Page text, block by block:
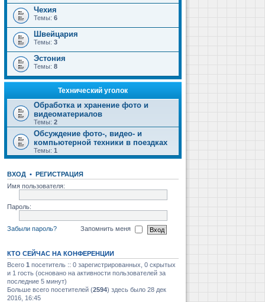
Чехия
Темы: 6
Швейцария
Темы: 3
Эстония
Темы: 8
Технический уголок
Обработка и хранение фото и
видеоматериалов
Темы: 2
Обсуждение фото-, видео- и
компьютерной техники в поездках
Темы: 1
ВХОД • РЕГИСТРАЦИЯ
Имя пользователя:
Пароль:
Забыли пароль? Запомнить меня
КТО СЕЙЧАС НА КОНФЕРЕНЦИИ
Всего 1 посетитель :: 0 зарегистрированных, 0 скрытых
и 1 гость (основано на активности пользователей за
последние 5 минут)
Больше всего посетителей (2594) здесь было 28 дек
2016, 16:45